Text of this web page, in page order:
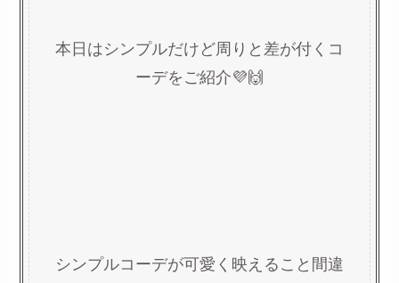
本日はシンプルだけど周りと差が付くコ
ーデをご紹介💜🙌
シンプルコーデが可愛く映えること間違